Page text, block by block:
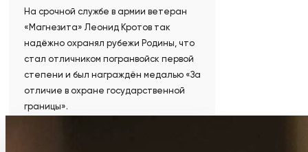
На срочной службе в армии ветеран
«Магнезита» Леонид Кротов так
надёжно охранял рубежи Родины, что
стал отличником погранвойск первой
степени и был награждён медалью «За
отличие в охране государственной
границы».